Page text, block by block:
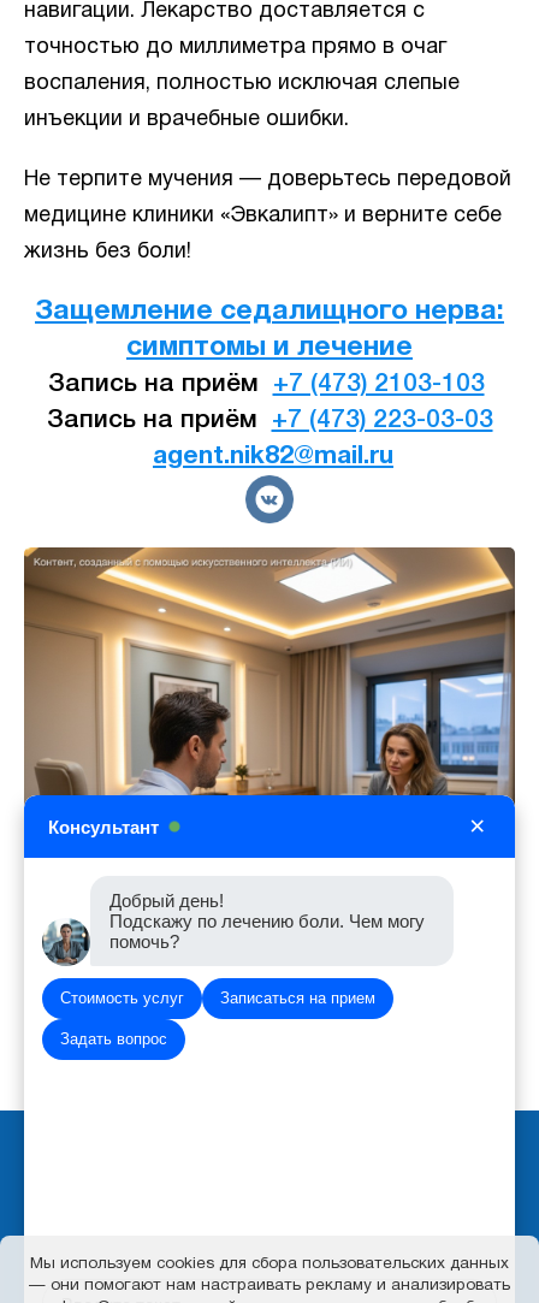
Мы используем cookies для сбора пользовательских данных
— они помогают нам настраивать рекламу и анализировать
навигации. Лекарство доставляется с
точностью до миллиметра прямо в очаг
воспаления, полностью исключая слепые
инъекции и врачебные ошибки.
Не терпите мучения — доверьтесь передовой
медицине клиники «Эвкалипт» и верните себе
жизнь без боли!
Защемление седалищного нерва:
симптомы и лечение
Запись на приём +7 (473) 2103-103
Запись на приём +7 (473) 223-03-03
agent.nik82@mail.ru
Последние обновление сайта: 2026-08-06 06:55:48
Центр поддержки пользователей
Консультант ×
Добрый день!
Подскажу по лечению боли. Чем могу
помочь?
Стоимость услуг Записаться на прием
Задать вопрос